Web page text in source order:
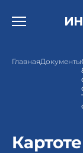
Открыть
ГлавнаяДокументы